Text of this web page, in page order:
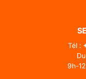
Tél :
9h-